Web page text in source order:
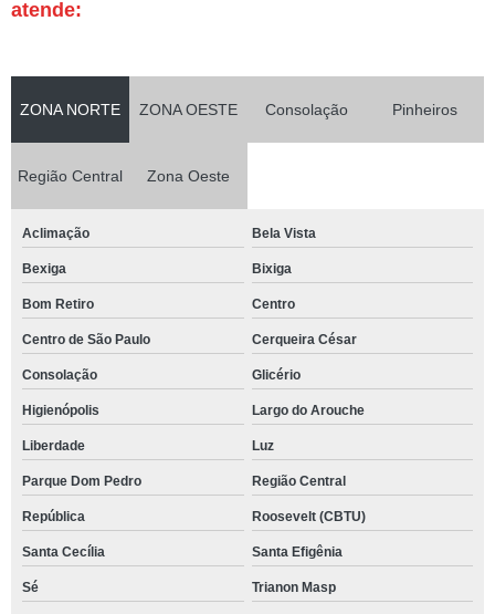
atende:
ZONA NORTE ZONA OESTE Consolação Pinheiros
Região Central Zona Oeste
Aclimação Bela Vista
Bexiga Bixiga
Bom Retiro Centro
Centro de São Paulo Cerqueira César
Consolação Glicério
Higienópolis Largo do Arouche
Liberdade Luz
Parque Dom Pedro Região Central
República Roosevelt (CBTU)
Santa Cecília Santa Efigênia
Sé Trianon Masp